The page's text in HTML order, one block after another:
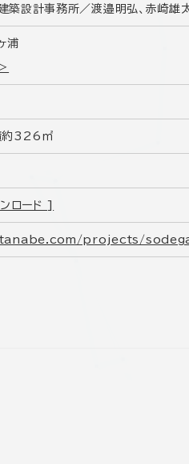
築設計事務所／渡邉明弘、赤崎雄
浦
約326㎡
ロード ]
projects/